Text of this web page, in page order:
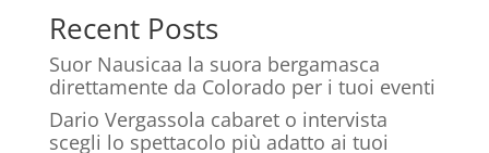
Recent Posts
Suor Nausicaa la suora bergamasca
direttamente da Colorado per i tuoi eventi
Dario Vergassola cabaret o intervista
scegli lo spettacolo più adatto ai tuoi